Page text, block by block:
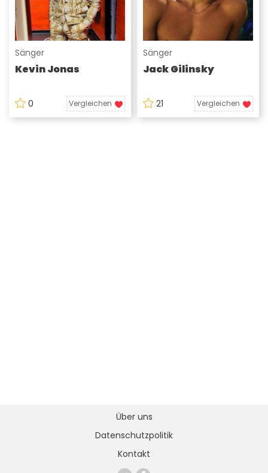
Sänger
Kevin Jonas
0 Vergleichen
Sänger
Jack Gilinsky
21 Vergleichen
Über uns
Datenschutzpolitik
Kontakt